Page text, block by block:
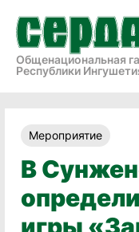
Общенациональная
Республики
Мероприятие
В